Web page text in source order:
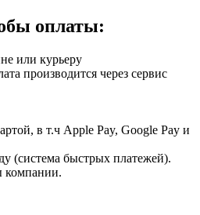
оплаты:
или курьеру
производится через сервис
в т.ч Apple Pay, Google Pay и
(система быстрых платежей).
компании.